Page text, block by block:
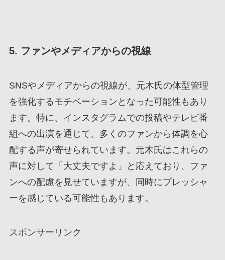
5. ファンやメディアからの視線
SNSやメディアからの視線が、元木氏の体型管理
を強化するモチベーションとなった可能性もあり
ます。特に、インスタグラムでの投稿やテレビ番
組への出演を通じて、多くのファンから体調を心
配する声が寄せられています。元木氏はこれらの
声に対して「大丈夫ですよ」と応えており、ファ
ンへの配慮を見せていますが、同時にプレッシャ
ーを感じている可能性もあります。
スポンサーリンク